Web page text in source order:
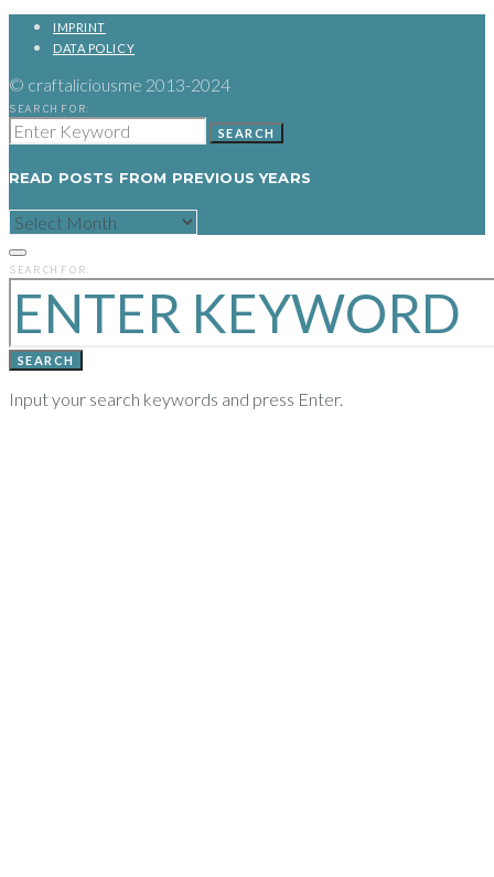
IMPRINT
DATA POLICY
© craftaliciousme 2013-2024
SEARCH FOR:
SEARCH
READ POSTS FROM PREVIOUS YEARS
READ
POSTS
PREVIOUS
YEARS
SEARCH FOR:
SEARCH
Input your search keywords and press Enter.